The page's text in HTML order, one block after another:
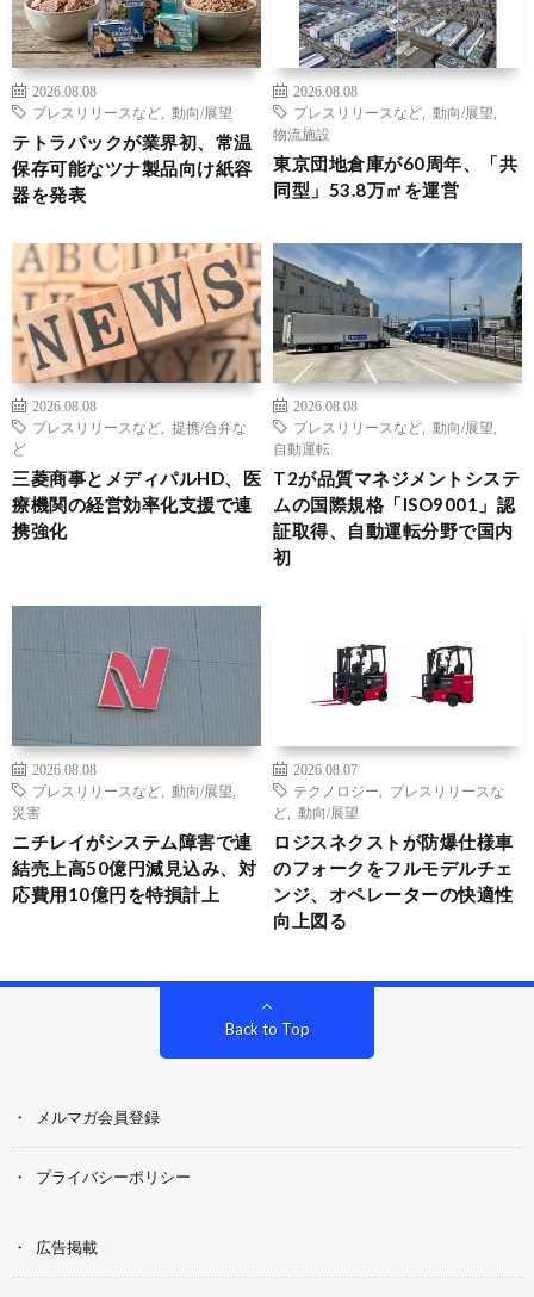
2026.08.08
プレスリリースなど
動向/展望
テトラパックが業界初、常温
保存可能なツナ製品向け紙容
器を発表
2026.08.08
プレスリリースなど
動向/展望
物流施設
東京団地倉庫が60周年、「共
同型」53.8万㎡を運営
2026.08.08
プレスリリースなど
提携/合弁な
ど
三菱商事とメディパルHD、医
療機関の経営効率化支援で連
携強化
2026.08.08
プレスリリースなど
動向/展望
自動運転
T2が品質マネジメントシステ
ムの国際規格「ISO9001」認
証取得、自動運転分野で国内
初
2026.08.08
プレスリリースなど
動向/展望
災害
ニチレイがシステム障害で連
結売上高50億円減見込み、対
応費用10億円を特損計上
2026.08.07
テクノロジー
プレスリリースな
ど
動向/展望
ロジスネクストが防爆仕様車
のフォークをフルモデルチェ
ンジ、オペレーターの快適性
向上図る
Back to Top
メルマガ会員登録
プライバシーポリシー
広告掲載